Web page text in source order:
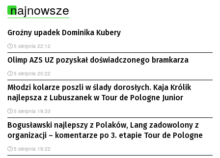
najnowsze
Groźny upadek Dominika Kubery
5 sierpnia 22:12
Olimp AZS UZ pozyskał doświadczonego bramkarza
5 sierpnia 20:22
Młodzi kolarze poszli w ślady dorosłych. Kaja Królik
najlepsza z Lubuszanek w Tour de Pologne Junior
5 sierpnia 19:33
Bogusławski najlepszy z Polaków, Lang zadowolony z
organizacji – komentarze po 3. etapie Tour de Pologne
5 sierpnia 19:22